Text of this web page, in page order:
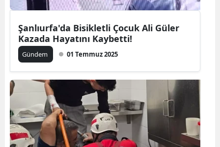
Şanlıurfa'da Bisikletli Çocuk Ali Güler
Kazada Hayatını Kaybetti!
Gündem 01 Temmuz 2025